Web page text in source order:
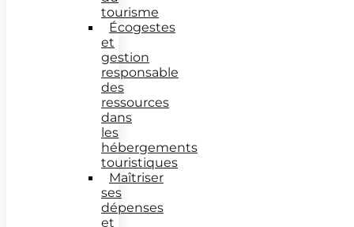
tourisme
Écogestes
et
gestion
responsable
des
ressources
dans
les
hébergements
touristiques
Maîtriser
ses
dépenses
et